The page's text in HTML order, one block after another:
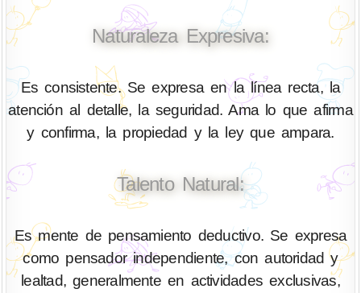
Naturaleza Expresiva:
Es consistente. Se expresa en la línea recta, la
atención al detalle, la seguridad. Ama lo que afirma
y confirma, la propiedad y la ley que ampara.
Talento Natural:
Es mente de pensamiento deductivo. Se expresa
como pensador independiente, con autoridad y
lealtad, generalmente en actividades exclusivas,